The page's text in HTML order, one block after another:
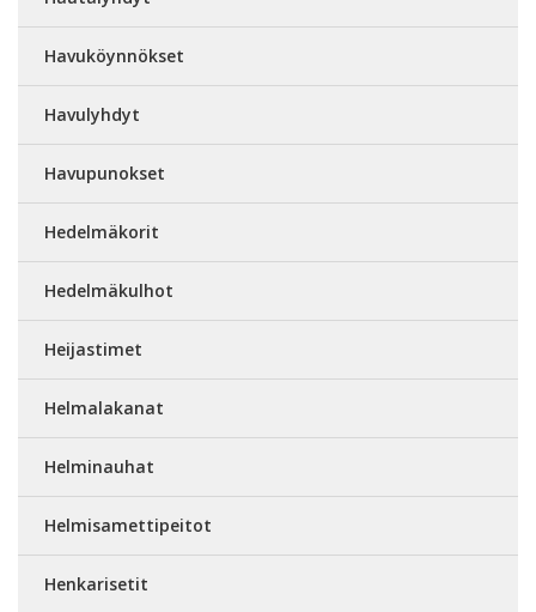
Havuköynnökset
Havulyhdyt
Havupunokset
Hedelmäkorit
Hedelmäkulhot
Heijastimet
Helmalakanat
Helminauhat
Helmisamettipeitot
Henkarisetit